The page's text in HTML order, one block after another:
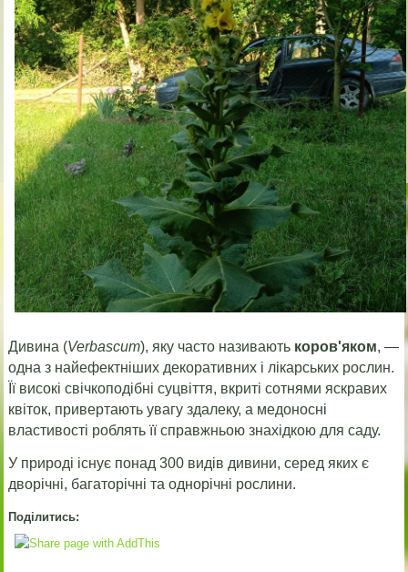
Дивина (Verbascum), яку часто називають коров'яком, —
одна з найефектніших декоративних і лікарських рослин.
Її високі свічкоподібні суцвіття, вкриті сотнями яскравих
квіток, привертають увагу здалеку, а медоносні
властивості роблять її справжньою знахідкою для саду.
У природі існує понад 300 видів дивини, серед яких є
дворічні, багаторічні та однорічні рослини.
Поділитись: